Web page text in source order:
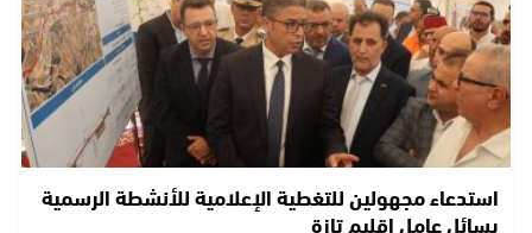
استدعاء مجهولين للتغطية الإعلامية للأنشطة الرسمية
يسائل عامل إقليم تازة